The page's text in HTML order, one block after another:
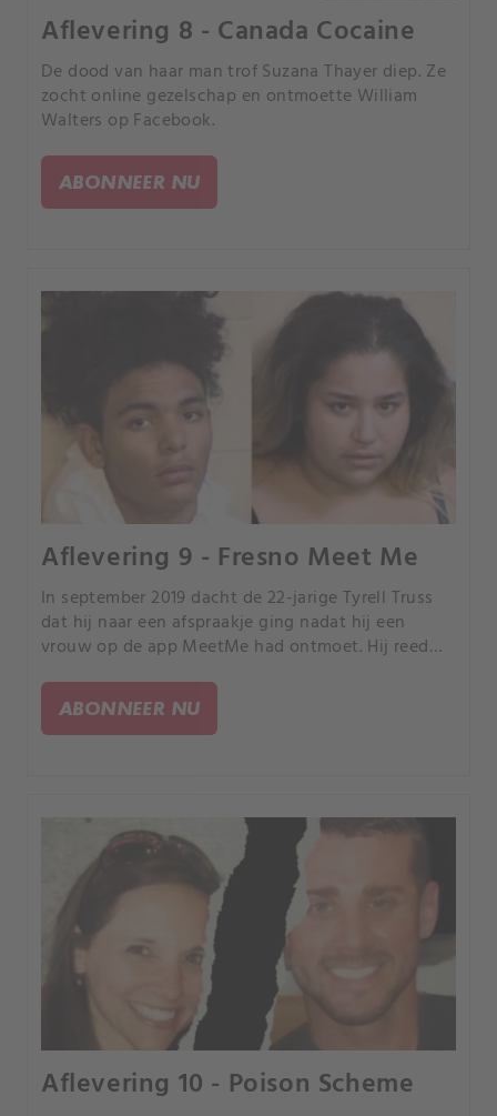
Aflevering 8 - Canada Cocaine
De dood van haar man trof Suzana Thayer diep. Ze
zocht online gezelschap en ontmoette William
Walters op Facebook.
ABONNEER NU
Aflevering 9 - Fresno Meet Me
In september 2019 dacht de 22-jarige Tyrell Truss
dat hij naar een afspraakje ging nadat hij een
vrouw op de app MeetMe had ontmoet. Hij reed
romantische ontmoeting, maar viel in een
zorgvuldig geplande val.
ABONNEER NU
Aflevering 10 - Poison Scheme